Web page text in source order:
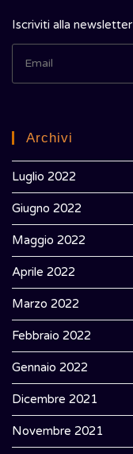
Iscriviti alla newsletter
Archivi
Luglio 2022
Giugno 2022
Maggio 2022
Aprile 2022
Marzo 2022
Febbraio 2022
Gennaio 2022
Dicembre 2021
Novembre 2021